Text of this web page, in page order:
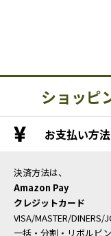
ショッピ
お支払い方法
決済方法は、
Amazon Pay
クレジットカード
VISA/MASTER/DINERS/
一括・分割・リボルビ